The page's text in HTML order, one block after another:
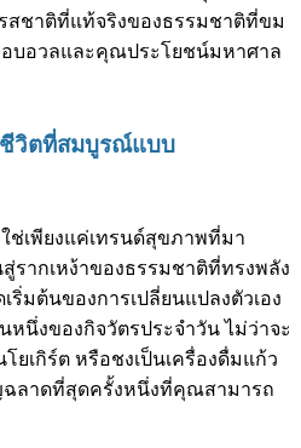
สชาติที่แท้จริงของธรรมชาติที่ขม
บอวลและคุณประโยชน์มหาศาล
ชีวิตที่สมบูรณ์แบบ
ใช่เพียงแค่เทรนด์สุขภาพที่มา
รากเหง้าของธรรมชาติที่ทรงพลัง
มต้นของการเปลี่ยนแปลงตัวเอง
หนึ่งของกิจวัตรประจำวัน ไม่ว่าจะ
ยเกิร์ต หรือชงเป็นเครื่องดื่มแก้ว
ลาดที่สุดครั้งหนึ่งที่คุณสามารถ